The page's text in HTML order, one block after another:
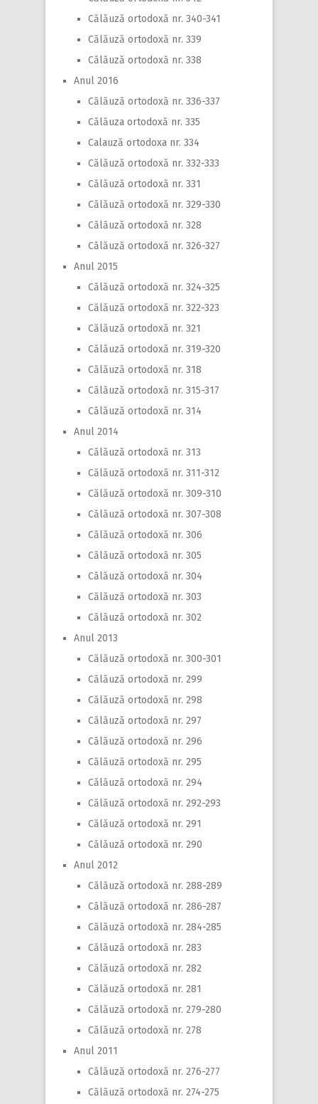
Călăuză ortodoxă nr. 340-341
Călăuză ortodoxă nr. 339
Călăuză ortodoxă nr. 338
Anul 2016
Călăuză ortodoxă nr. 336-337
Călăuza ortodoxă nr. 335
Calauză ortodoxa nr. 334
Călăuză ortodoxă nr. 332-333
Călăuză ortodoxă nr. 331
Călăuză ortodoxă nr. 329-330
Călăuză ortodoxă nr. 328
Călăuză ortodoxă nr. 326-327
Anul 2015
Călăuză ortodoxă nr. 324-325
Călăuză ortodoxă nr. 322-323
Călăuză ortodoxă nr. 321
Călăuză ortodoxă nr. 319-320
Călăuză ortodoxă nr. 318
Călăuză ortodoxă nr. 315-317
Călăuză ortodoxă nr. 314
Anul 2014
Călăuză ortodoxă nr. 313
Călăuză ortodoxă nr. 311-312
Călăuză ortodoxă nr. 309-310
Călăuză ortodoxă nr. 307-308
Călăuză ortodoxă nr. 306
Călăuză ortodoxă nr. 305
Călăuză ortodoxă nr. 304
Călăuză ortodoxă nr. 303
Călăuză ortodoxă nr. 302
Anul 2013
Călăuză ortodoxă nr. 300-301
Călăuză ortodoxă nr. 299
Călăuză ortodoxă nr. 298
Călăuză ortodoxă nr. 297
Călăuză ortodoxă nr. 296
Călăuză ortodoxă nr. 295
Călăuză ortodoxă nr. 294
Călăuză ortodoxă nr. 292-293
Călăuză ortodoxă nr. 291
Călăuză ortodoxă nr. 290
Anul 2012
Călăuză ortodoxă nr. 288-289
Călăuză ortodoxă nr. 286-287
Călăuză ortodoxă nr. 284-285
Călăuză ortodoxă nr. 283
Călăuză ortodoxă nr. 282
Călăuză ortodoxă nr. 281
Călăuză ortodoxă nr. 279-280
Călăuză ortodoxă nr. 278
Anul 2011
Călăuză ortodoxă nr. 276-277
Călăuză ortodoxă nr. 274-275